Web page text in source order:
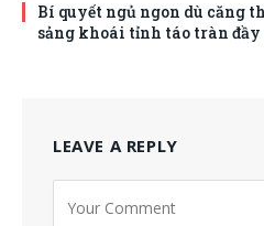
Bí quyết ngủ ngon dù căng
sảng khoái tỉnh táo tràn
LEAVE A REPLY